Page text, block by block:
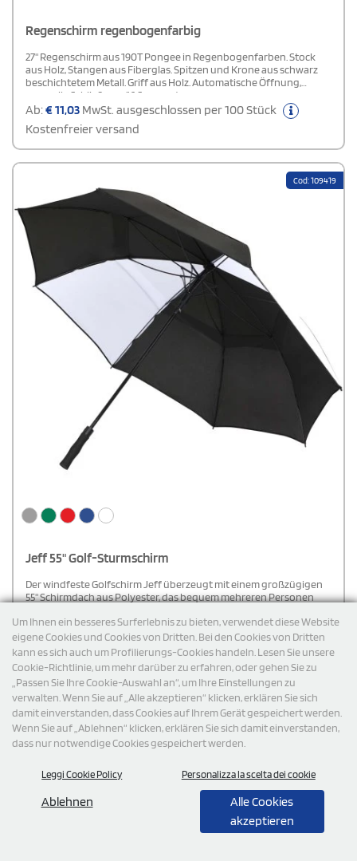
Um Ihnen ein besseres Surferlebnis zu bieten, verwendet diese Website
eigene Cookies und Cookies von Dritten. Bei den Cookies von Dritten
kann es sich auch um Profilierungs-Cookies handeln. Lesen Sie unsere
Cookie-Richtlinie, um mehr darüber zu erfahren, oder gehen Sie zu
„Passen Sie Ihre Cookie-Auswahl an“, um Ihre Einstellungen zu
verwalten. Wenn Sie auf „Alle akzeptieren“ klicken, erklären Sie sich
damit einverstanden, dass Cookies auf Ihrem Gerät gespeichert werden.
Wenn Sie auf „Ablehnen“ klicken, erklären Sie sich damit einverstanden,
dass nur notwendige Cookies gespeichert werden.
Leggi Cookie Policy Personalizza la scelta dei cookie
Ablehnen
Alle Cookies
akzeptieren
Regenschirm regenbogenfarbig
27" Regenschirm aus 190T Pongee in Regenbogenfarben. Stock
aus Holz, Stangen aus Fiberglas. Spitzen und Krone aus schwarz
beschichtetem Metall. Griff aus Holz. Automatische Öffnung,
manuelle Schließung. 16 Segmente.
Ab:€11,03 MwSt. ausgeschlossen per 100 Stück
Kostenfreier versand
Cod: 109419
Jeff 55" Golf-Sturmschirm
Der windfeste Golfschirm Jeff überzeugt mit einem großzügigen
55" Schirmdach aus Polyester, das bequem mehreren Personen
sorgen für hohe Flexibilität und Widerstandsfähigkeit bei starkem
Wind. Der praktische Kunststoffgriff mit automatischer Öffnung
ermöglicht schnelles und bequemes Handling. Die
kontrastfarbenen Schirmsegmente bieten eine ideale Fläche für
auffälliges Branding – perfekt für Events, Werbeaktionen oder
den Alltag.
Ab:€11,84MwSt. ausgeschlossen per 100 Stück
Kostenfreier versand
Cod: MO6968